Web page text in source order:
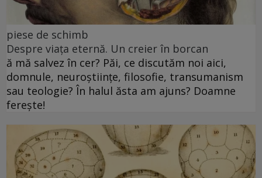
piese de schimb
Despre viața eternă. Un creier în borcan
ă mă salvez în cer? Păi, ce discutăm noi aici,
domnule, neuroștiințe, filosofie, transumanism
sau teologie? În halul ăsta am ajuns? Doamne
ferește!